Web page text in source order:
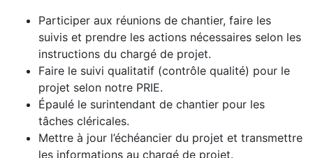
Participer aux réunions de chantier, faire les
suivis et prendre les actions nécessaires selon les
instructions du chargé de projet.
Faire le suivi qualitatif (contrôle qualité) pour le
projet selon notre PRIE.
Épaulé le surintendant de chantier pour les
tâches cléricales.
Mettre à jour l’échéancier du projet et transmettre
les informations au chargé de projet.